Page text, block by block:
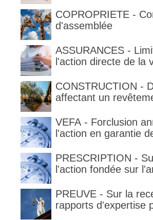
COPROPRIETE -
d'assemblée
ASSURANCES -
l'action directe de la
délimitant l'étendue
la garantie en
CONSTRUCTION -
affectant un
VEFA - Forclusion
l'action en garantie
PRESCRIPTION -
l'action fondée sur
PREUVE - Sur la
rapports d'expertise